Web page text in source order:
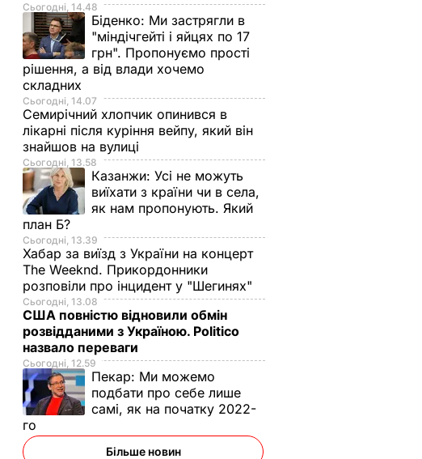
Сьогодні, 14.48
Біденко: Ми застрягли в
"міндічгейті і яйцях по 17
грн". Пропонуємо прості
рішення, а від влади хочемо
складних
Сьогодні, 14.07
Семирічний хлопчик опинився в
лікарні після куріння вейпу, який він
знайшов на вулиці
Сьогодні, 13.58
Казанжи: Усі не можуть
виїхати з країни чи в села,
як нам пропонують. Який
план Б?
Сьогодні, 13.39
Хабар за виїзд з України на концерт
The Weeknd. Прикордонники
розповіли про інцидент у "Шегинях"
Сьогодні, 13.08
США повністю відновили обмін
розвідданими з Україною. Politico
назвало переваги
Сьогодні, 12.59
Пекар: Ми можемо
подбати про себе лише
самі, як на початку 2022-
го
Більше новин